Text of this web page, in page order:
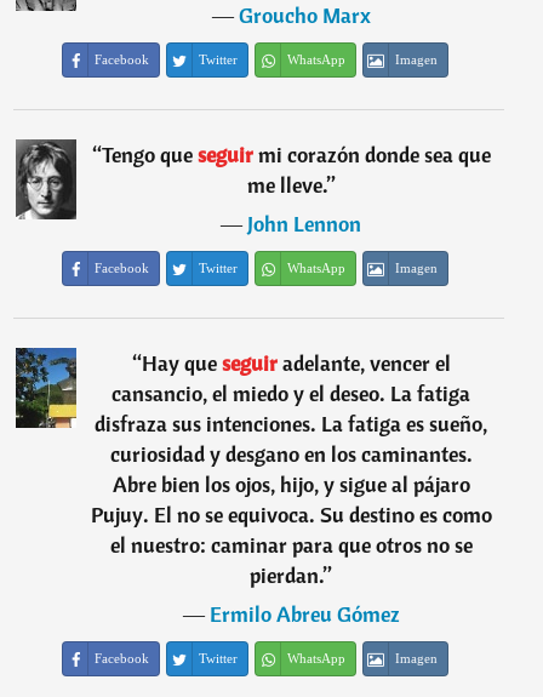
―Groucho Marx
Facebook Twitter WhatsApp Imagen
“Tengo queseguirmi corazón donde sea que
me lleve.”
―John Lennon
Facebook Twitter WhatsApp Imagen
“Hay queseguiradelante, vencer el
cansancio, el miedo y el deseo. La fatiga
disfraza sus intenciones. La fatiga es sueño,
curiosidad y desgano en los caminantes.
Abre bien los ojos, hijo, y sigue al pájaro
Pujuy. El no se equivoca. Su destino es como
el nuestro: caminar para que otros no se
pierdan.”
―Ermilo Abreu Gómez
Facebook Twitter WhatsApp Imagen